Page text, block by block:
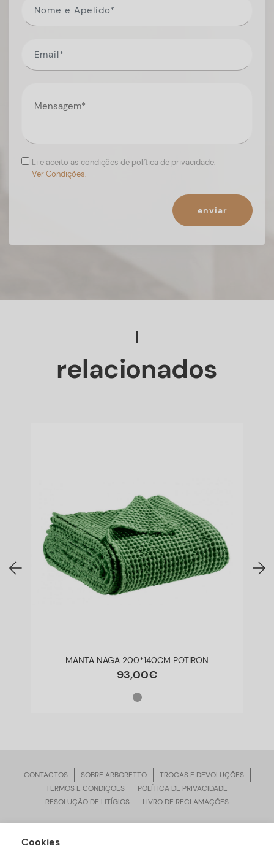
Li e aceito as condições de política de privacidade.
Ver Condições.
enviar
relacionados
MANTA NAGA 200*140CM POTIRON
93,00€
CONTACTOS SOBRE ARBORETTO
TROCAS E DEVOLUÇÕES
TERMOS E CONDIÇÕES
POLÍTICA DE PRIVACIDADE
RESOLUÇÃO DE LITÍGIOS
LIVRO DE RECLAMAÇÕES
ARBORETTO © Todos os Direitos Reservados | Desenvolvido por
Cookies